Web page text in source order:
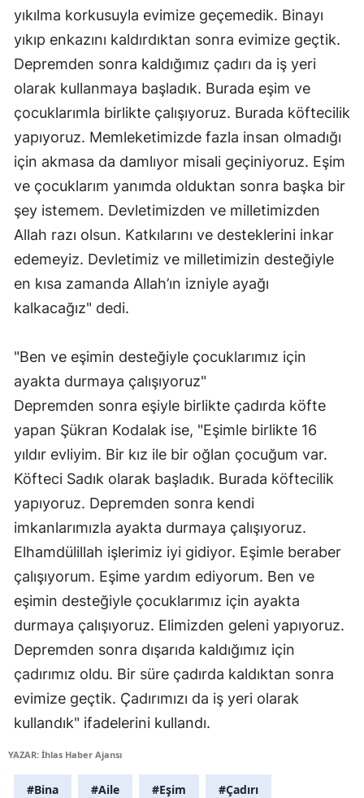
Nevşehir
Niğde
Ordu
Rize
Sakarya
Samsun
Siirt
Sinop
Sivas
Tunceli
Şanlıurfa
Uşak
Van
Yozgat
Zonguldak
Aksaray
Bayburt
Karaman
Şırnak
yıkılma korkusuyla evimize geçemedik. Binayı
yıkıp enkazını kaldırdıktan sonra evimize geçtik.
Depremden sonra kaldığımız çadırı da iş yeri
olarak kullanmaya başladık. Burada eşim ve
çocuklarımla birlikte çalışıyoruz. Burada köftecilik
yapıyoruz. Memleketimizde fazla insan olmadığı
için akmasa da damlıyor misali geçiniyoruz. Eşim
ve çocuklarım yanımda olduktan sonra başka bir
şey istemem. Devletimizden ve milletimizden
Allah razı olsun. Katkılarını ve desteklerini inkar
edemeyiz. Devletimiz ve milletimizin desteğiyle
en kısa zamanda Allah’ın izniyle ayağı
kalkacağız" dedi.
"Ben ve eşimin desteğiyle çocuklarımız için
ayakta durmaya çalışıyoruz"
Depremden sonra eşiyle birlikte çadırda köfte
yapan Şükran Kodalak ise, "Eşimle birlikte 16
yıldır evliyim. Bir kız ile bir oğlan çocuğum var.
Köfteci Sadık olarak başladık. Burada köftecilik
yapıyoruz. Depremden sonra kendi
imkanlarımızla ayakta durmaya çalışıyoruz.
Elhamdülillah işlerimiz iyi gidiyor. Eşimle beraber
çalışıyorum. Eşime yardım ediyorum. Ben ve
eşimin desteğiyle çocuklarımız için ayakta
durmaya çalışıyoruz. Elimizden geleni yapıyoruz.
Depremden sonra dışarıda kaldığımız için
çadırımız oldu. Bir süre çadırda kaldıktan sonra
evimize geçtik. Çadırımızı da iş yeri olarak
kullandık" ifadelerini kullandı.
YAZAR: İhlas Haber Ajansı
#Bina #Aile #Eşim #Çadırı